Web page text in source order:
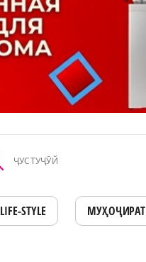
LIFE-STYLE МУҲОҶИРАТ